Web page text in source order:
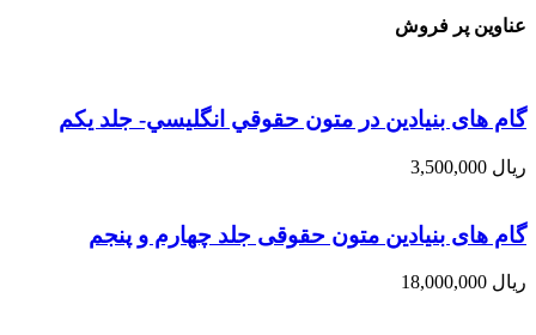
عناوین پر فروش
گام های بنیادین در متون حقوقي انگليسي- جلد يكم
ریال
گام های بنیادین متون حقوقی جلد چهارم و پنجم
ریال